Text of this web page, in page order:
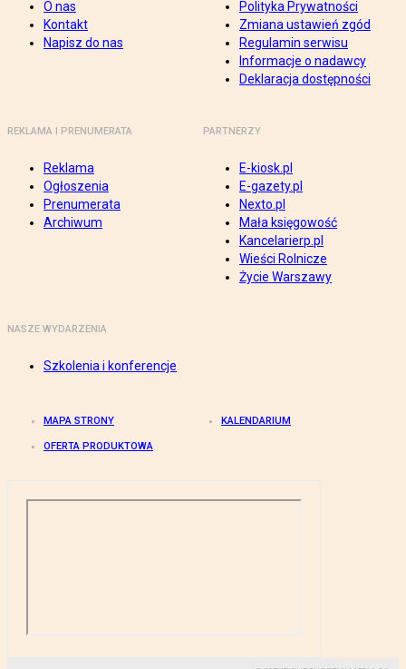
O nas
Kontakt
Napisz do nas
Polityka Prywatności
Zmiana ustawień zgód
Regulamin serwisu
Informacje o nadawcy
Deklaracja dostępności
REKLAMA I PRENUMERATA
Reklama
Ogłoszenia
Prenumerata
Archiwum
PARTNERZY
E-kiosk.pl
E-gazety.pl
Nexto.pl
Mała księgowość
Kancelarierp.pl
Wieści Rolnicze
Życie Warszawy
NASZE WYDARZENIA
Szkolenia i konferencje
MAPA STRONY KALENDARIUM
OFERTA PRODUKTOWA